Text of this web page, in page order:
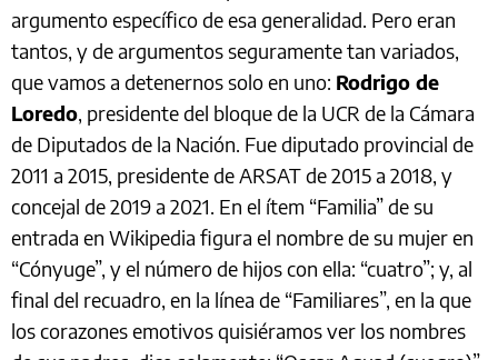
argumento específico de esa generalidad. Pero eran
tantos, y de argumentos seguramente tan variados,
que vamos a detenernos solo en uno: Rodrigo de
Loredo, presidente del bloque de la UCR de la Cámara
de Diputados de la Nación. Fue diputado provincial de
2011 a 2015, presidente de ARSAT de 2015 a 2018, y
concejal de 2019 a 2021. En el ítem “Familia” de su
entrada en Wikipedia figura el nombre de su mujer en
“Cónyuge”, y el número de hijos con ella: “cuatro”; y, al
final del recuadro, en la línea de “Familiares”, en la que
los corazones emotivos quisiéramos ver los nombres